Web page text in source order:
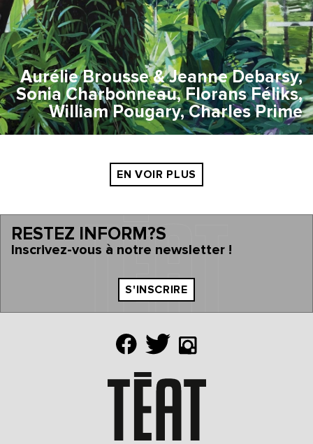
Aurélie Brousse & Jeanne Debarsy,
Sonia Charbonneau, Florans Féliks,
William Pougary, Charles Prime
EN VOIR PLUS
RESTEZ INFORM?S
Inscrivez-vous à notre newsletter !
S'INSCRIRE